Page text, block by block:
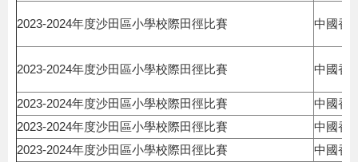
2023-2024年度沙田區小學校際田徑比賽 中國香
2023-2024年度沙田區小學校際田徑比賽 中國香
2023-2024年度沙田區小學校際田徑比賽
中國香
2023-2024年度沙田區小學校際田徑比賽
中國香
2023-2024年度沙田區小學校際田徑比賽
中國香